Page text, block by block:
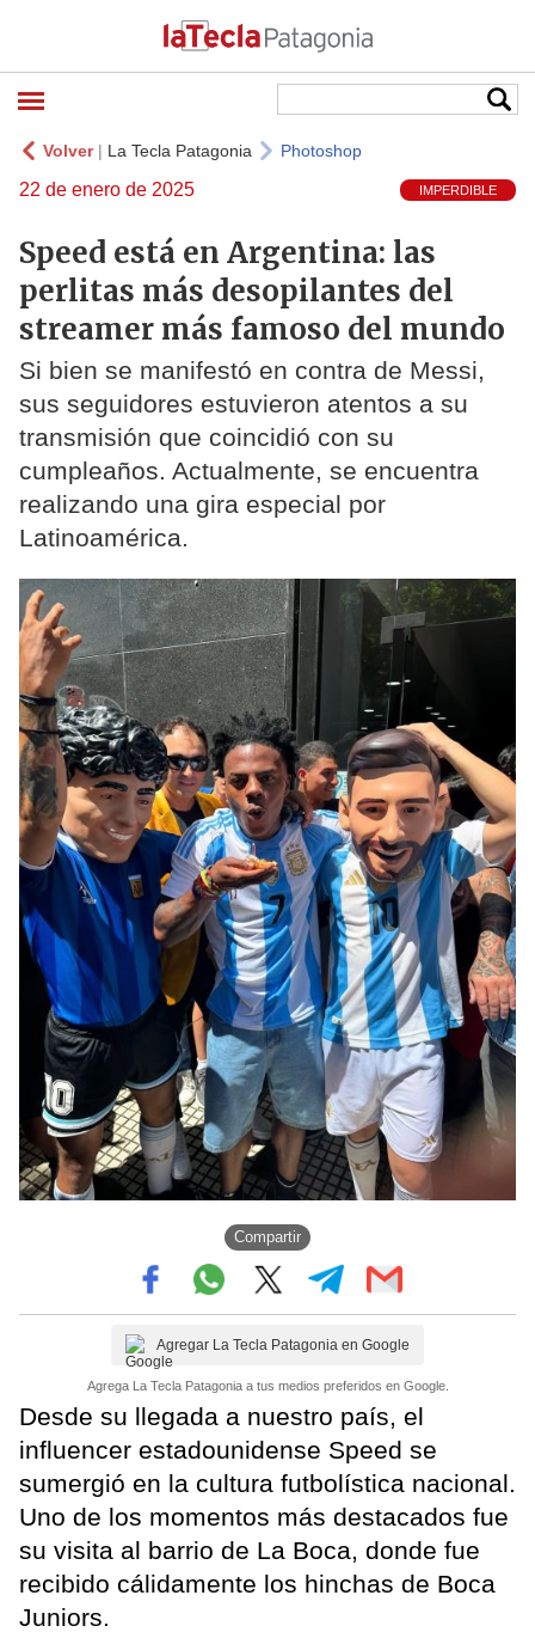
Volver| La Tecla Patagonia Photoshop
22 de enero de 2025 IMPERDIBLE
Speed está en Argentina: las
perlitas más desopilantes del
streamer más famoso del mundo
Si bien se manifestó en contra de Messi,
sus seguidores estuvieron atentos a su
transmisión que coincidió con su
cumpleaños. Actualmente, se encuentra
realizando una gira especial por
Latinoamérica.
Compartir
Agregar La Tecla Patagonia en Google
Agrega La Tecla Patagonia a tus medios preferidos en Google.
Desde su llegada a nuestro país, el
influencer estadounidense Speed se
sumergió en la cultura futbolística nacional.
Uno de los momentos más destacados fue
su visita al barrio de La Boca, donde fue
recibido cálidamente los hinchas de Boca
Juniors.